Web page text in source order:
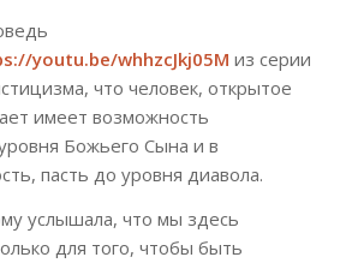
youtu.be/whhzcJkj05M из серии
что человек, открытое
имеет возможность
Божьего Сына и в
пасть до уровня диавола.
услышала, что мы здесь
для того, чтобы быть